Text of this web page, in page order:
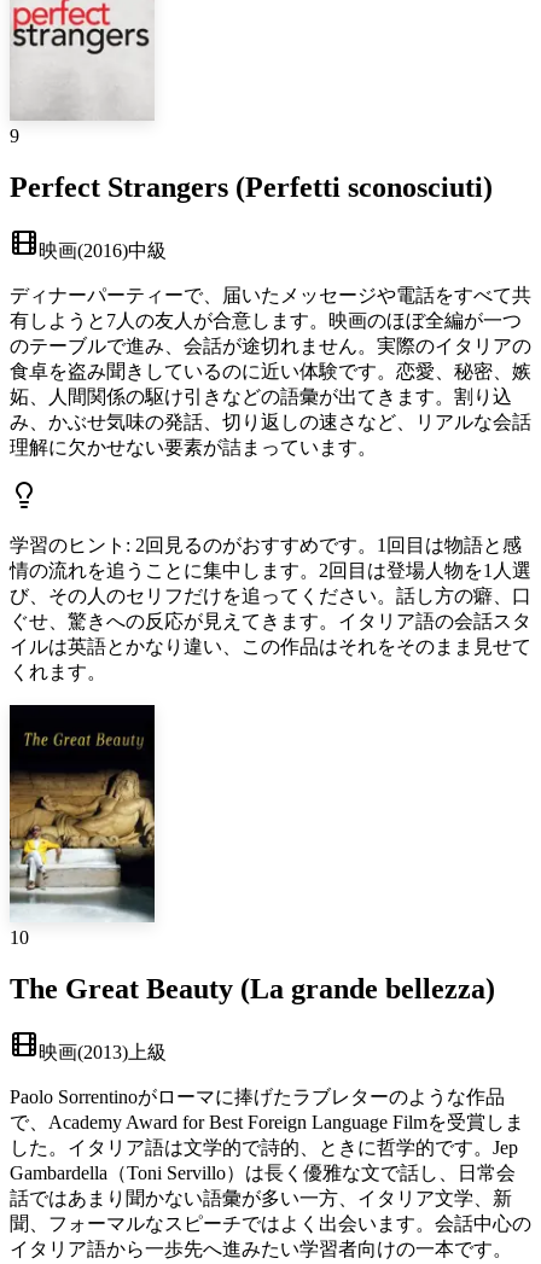
9
Perfect Strangers (Perfetti sconosciuti)
映画(2016)中級
ディナーパーティーで、届いたメッセージや電話をすべて共
有しようと7人の友人が合意します。映画のほぼ全編が一つ
のテーブルで進み、会話が途切れません。実際のイタリアの
食卓を盗み聞きしているのに近い体験です。恋愛、秘密、嫉
妬、人間関係の駆け引きなどの語彙が出てきます。割り込
み、かぶせ気味の発話、切り返しの速さなど、リアルな会話
理解に欠かせない要素が詰まっています。
学習のヒント : 2回見るのがおすすめです。1回目は物語と感
情の流れを追うことに集中します。2回目は登場人物を1人選
び、その人のセリフだけを追ってください。話し方の癖、口
ぐせ、驚きへの反応が見えてきます。イタリア語の会話スタ
イルは英語とかなり違い、この作品はそれをそのまま見せて
くれます。
10
The Great Beauty (La grande bellezza)
映画(2013) 上級
Paolo Sorrentinoがローマに捧げたラブレターのような作品
で、Academy Award for Best Foreign Language Filmを受賞しま
した。イタリア語は文学的で詩的、ときに哲学的です。Jep
Gambardella（Toni Servillo）は長く優雅な文で話し、日常会
話ではあまり聞かない語彙が多い一方、イタリア文学、新
聞、フォーマルなスピーチではよく出会います。会話中心の
イタリア語から一歩先へ進みたい学習者向けの一本です。